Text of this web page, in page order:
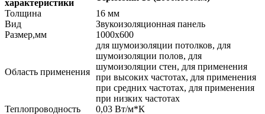
характеристики
Толщина
16 мм
Вид
Звукоизоляционная панель
Размер,мм
1000х600
Область применения
для шумоизоляции потолков, для
шумоизоляции полов, для
шумоизоляции стен, для применения
при высоких частотах, для применения
при средних частотах, для применения
при низких частотах
Теплопроводность
0,03 Вт/м*К